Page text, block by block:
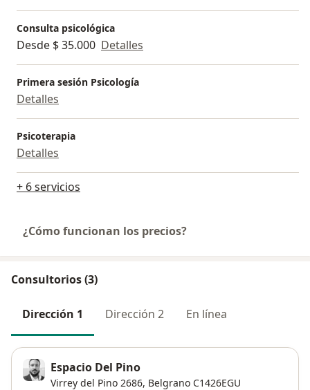
Consulta psicológica
Desde $ 35.000 Detalles
Primera sesión Psicología
Detalles
Psicoterapia
Detalles
+ 6 servicios
¿Cómo funcionan los precios?
Consultorios (3)
Dirección 1 Dirección 2 En línea
Espacio Del Pino
Virrey del Pino 2686, Belgrano C1426EGU